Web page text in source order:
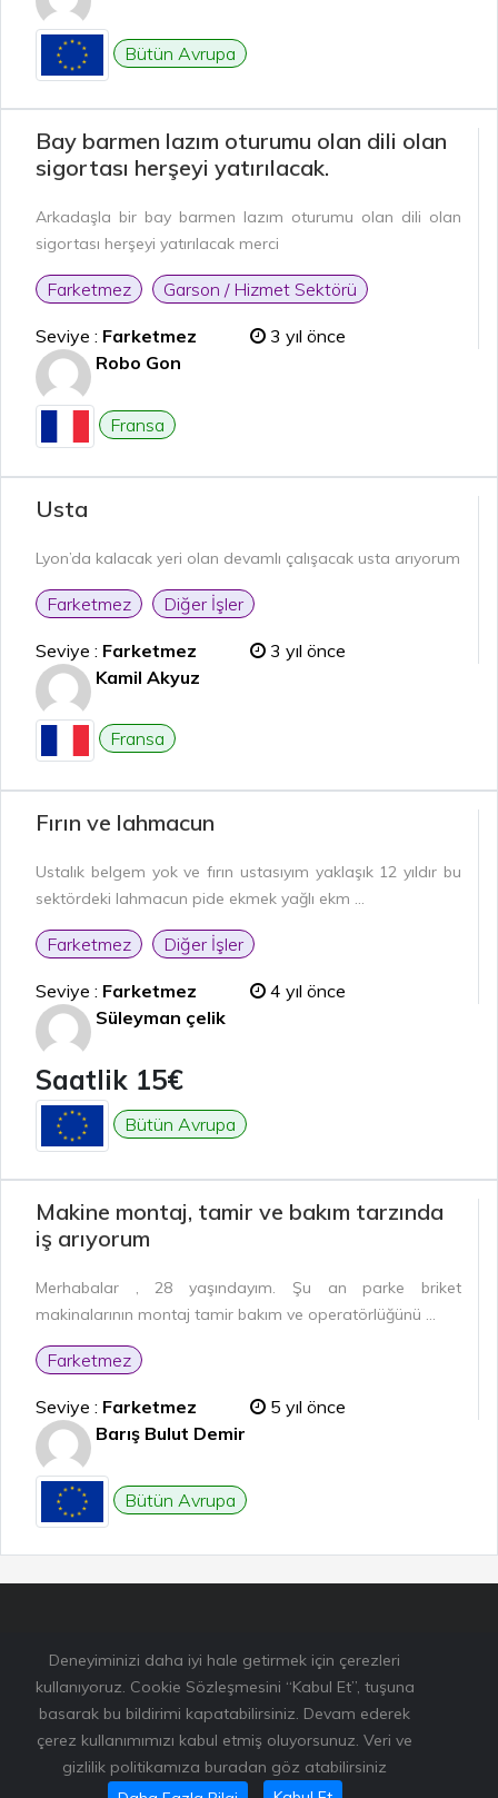
Deneyiminizi daha iyi hale getirmek için çerezleri
kullanıyoruz. Cookie Sözleşmesini “Kabul Et”, tuşuna
basarak bu bildirimi kapatabilirsiniz. Devam ederek
çerez kullanımımızı kabul etmiş oluyorsunuz. Veri ve
gizlilik politikamıza buradan göz atabilirsiniz
Bütün Avrupa
Bay barmen lazım oturumu olan dili olan
sigortası herşeyi yatırılacak.
Arkadaşla bir bay barmen lazım oturumu olan dili olan
sigortası herşeyi yatırılacak merci
Farketmez Garson / Hizmet Sektörü
Seviye : Farketmez
3 yıl önce
Robo Gon
Fransa
Usta
Lyon’da kalacak yeri olan devamlı çalışacak usta arıyorum
Farketmez Diğer İşler
Seviye : Farketmez
3 yıl önce
Kamil Akyuz
Fransa
Fırın ve lahmacun
Ustalık belgem yok ve fırın ustasıyım yaklaşık 12 yıldır bu
sektördeki lahmacun pide ekmek yağlı ekm ...
Farketmez Diğer İşler
Seviye : Farketmez
4 yıl önce
Süleyman çelik
Saatlik 15€
Bütün Avrupa
Makine montaj, tamir ve bakım tarzında
iş arıyorum
Merhabalar , 28 yaşındayım. Şu an parke briket
makinalarının montaj tamir bakım ve operatörlüğünü ...
Farketmez
Seviye : Farketmez
5 yıl önce
Barış Bulut Demir
Bütün Avrupa
Bu sitede kullanılan resimlerden bazılarıwww.unsplash.com